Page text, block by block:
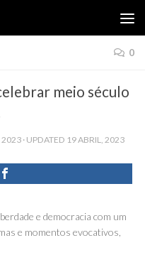
0
meio século
2023 · UPDATED 19 ABRIL, 2023
e democracia com um
e momentos evocativos,